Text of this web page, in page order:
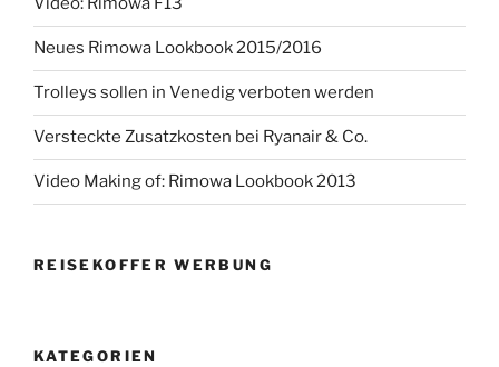
Neues Rimowa Lookbook 2015/2016
Trolleys sollen in Venedig verboten werden
Versteckte Zusatzkosten bei Ryanair & Co.
Video Making of: Rimowa Lookbook 2013
REISEKOFFER WERBUNG
KATEGORIEN